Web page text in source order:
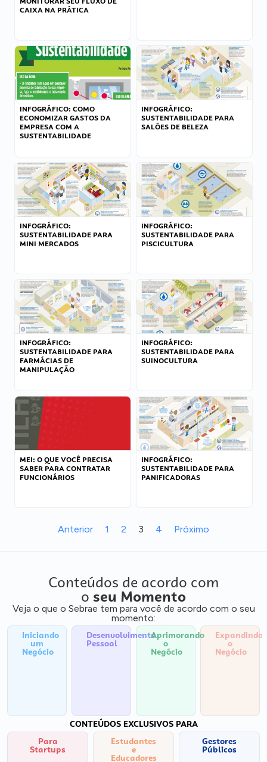
CAIXA NA PRÁTICA
INFOGRÁFICO: COMO
ECONOMIZAR GASTOS DA
EMPRESA COM A
SUSTENTABILIDADE
INFOGRÁFICO:
SUSTENTABILIDADE PARA
SALÕES DE BELEZA
INFOGRÁFICO:
SUSTENTABILIDADE PARA
MINI MERCADOS
INFOGRÁFICO:
SUSTENTABILIDADE PARA
PISCICULTURA
INFOGRÁFICO:
SUSTENTABILIDADE PARA
FARMÁCIAS DE
MANIPULAÇÃO
INFOGRÁFICO:
SUSTENTABILIDADE PARA
SUINOCULTURA
MEI: O QUE VOCÊ PRECISA
SABER PARA CONTRATAR
FUNCIONÁRIOS
INFOGRÁFICO:
SUSTENTABILIDADE PARA
PANIFICADORAS
Anterior 1 2 3 4 Próximo
Conteúdos de acordo com
o seu Momento
Veja o que o Sebrae tem para você de acordo com o seu
momento:
Iniciando
um
Negócio
Desenvolvimento
Pessoal
Aprimorando
o
Negócio
Expandindo
o
Negócio
CONTEÚDOS EXCLUSIVOS PARA
Para
Startups
Estudantes
e
Educadores
Gestores
Públicos